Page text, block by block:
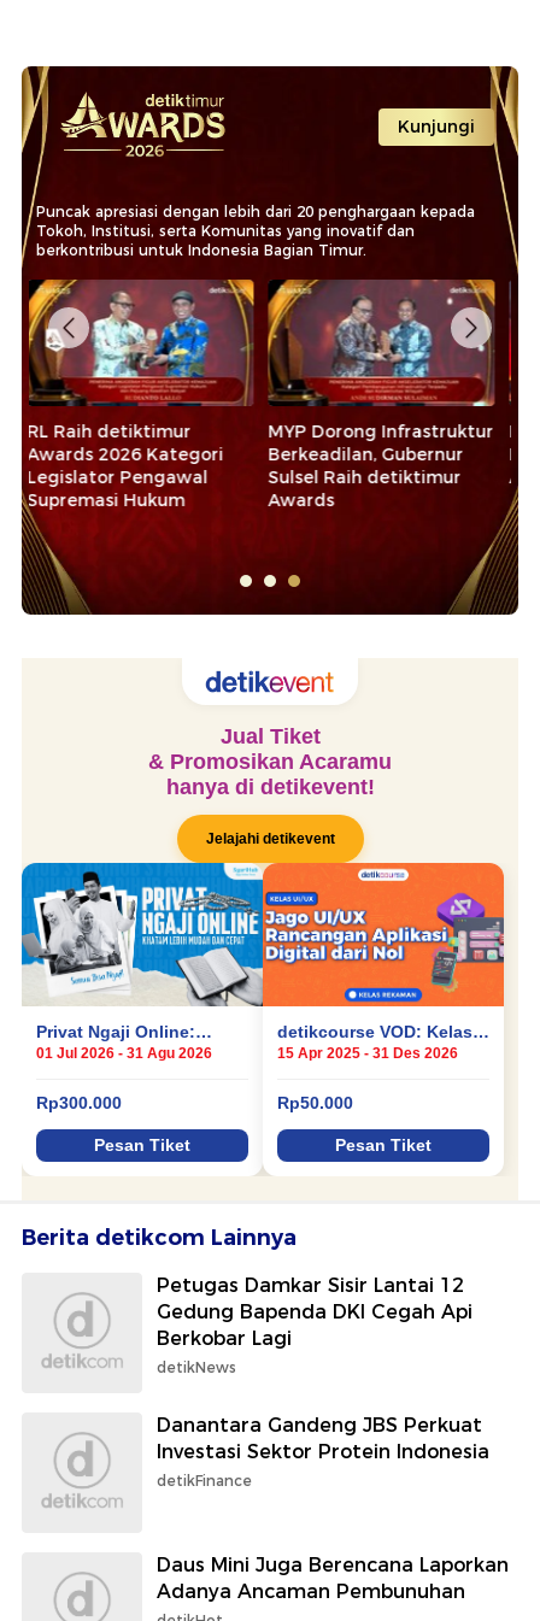
Kunjungi
Puncak apresiasi dengan lebih dari 20 penghargaan kepada
Tokoh, Institusi, serta Komunitas yang inovatif dan
berkontribusi untuk Indonesia Bagian Timur.
Daftar Lengkap Penerima
Penghargaan detiktimur
Awards 2026
Andi Iwan Darmawan
Aras, Mengakselerasi
Infrastruktur demi
Membangun Daerah
Berita detikcom Lainnya
Petugas Damkar Sisir Lantai 12
Gedung Bapenda DKI Cegah Api
Berkobar Lagi
detikNews
Danantara Gandeng JBS Perkuat
Investasi Sektor Protein Indonesia
detikFinance
Daus Mini Juga Berencana Laporkan
Adanya Ancaman Pembunuhan